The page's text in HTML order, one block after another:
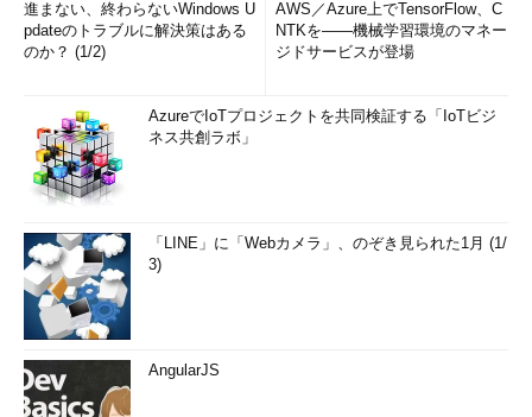
進まない、終わらないWindows U
pdateのトラブルに解決策はある
のか？ (1/2)
AWS／Azure上でTensorFlow、C
NTKを――機械学習環境のマネー
ジドサービスが登場
AzureでIoTプロジェクトを共同検証する「IoTビジ
ネス共創ラボ」
「LINE」に「Webカメラ」、のぞき見られた1月 (1/
3)
AngularJS